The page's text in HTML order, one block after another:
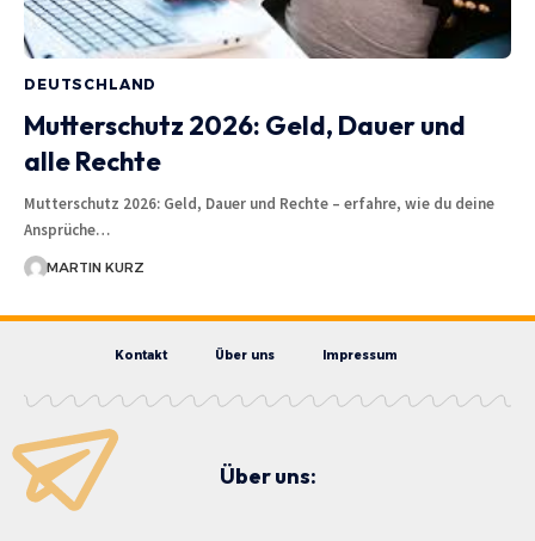
DEUTSCHLAND
Mutterschutz 2026: Geld, Dauer und
alle Rechte
Mutterschutz 2026: Geld, Dauer und Rechte – erfahre, wie du deine
Ansprüche…
MARTIN KURZ
Kontakt Über uns Impressum
Über uns: